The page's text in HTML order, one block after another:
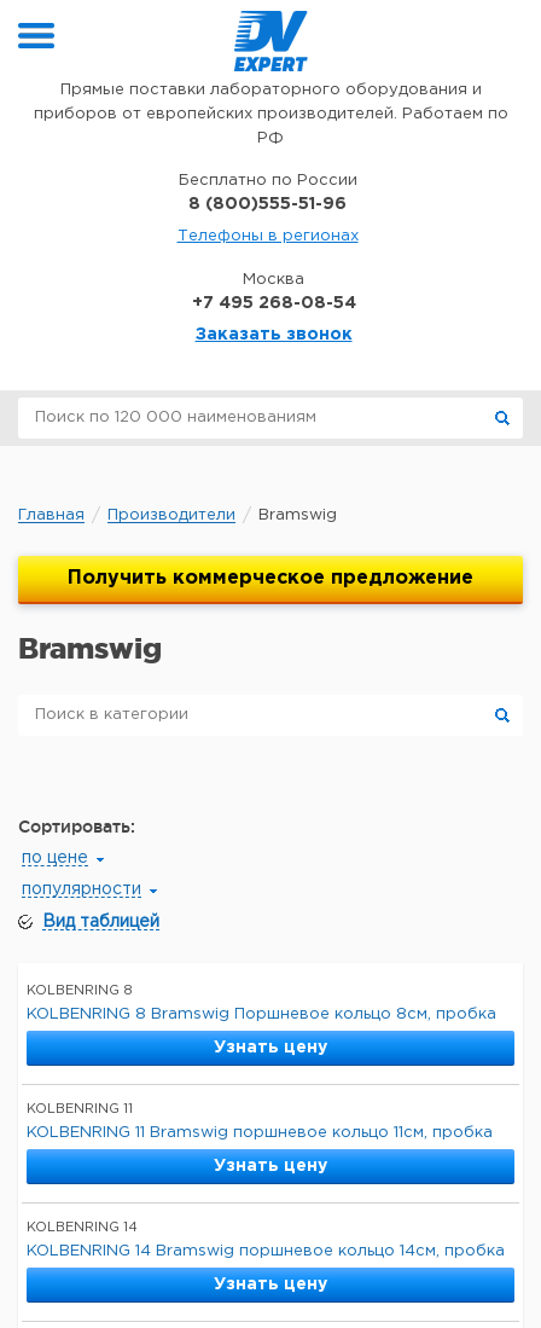
Прямые поставки лабораторного оборудования и
приборов от европейских производителей. Работаем по
РФ
Бесплатно по России
8 (800)555-51-96
Телефоны в регионах
Москва
+7 495 268-08-54
Заказать звонок
Главная Производители Bramswig
Получить коммерческое предложение
Bramswig
Сортировать:
по цене
популярности
Вид таблицей
KOLBENRING 8
KOLBENRING 8 Bramswig Поршневое кольцо 8см, пробка
Узнать цену
KOLBENRING 11
KOLBENRING 11 Bramswig поршневое кольцо 11см, пробка
Узнать цену
KOLBENRING 14
KOLBENRING 14 Bramswig поршневое кольцо 14см, пробка
Узнать цену